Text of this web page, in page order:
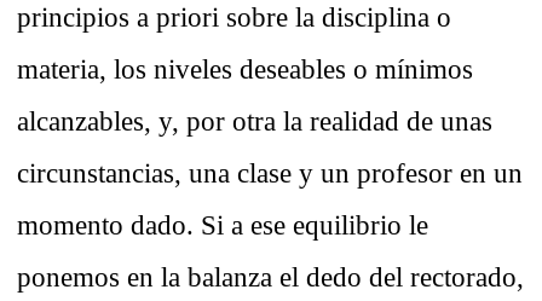
principios a priori sobre la disciplina o
materia, los niveles deseables o mínimos
alcanzables, y, por otra la realidad de unas
circunstancias, una clase y un profesor en un
momento dado. Si a ese equilibrio le
ponemos en la balanza el dedo del rectorado,